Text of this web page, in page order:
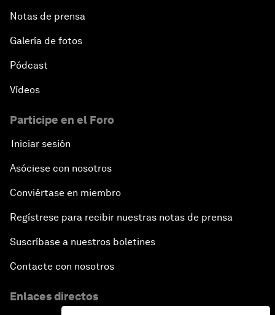
Notas de prensa
Galería de fotos
Pódcast
Vídeos
Participe en el Foro
Iniciar sesión
Asóciese con nosotros
Conviértase en miembro
Regístrese para recibir nuestras notas de prensa
Suscríbase a nuestros boletines
Contacte con nosotros
Enlaces directos